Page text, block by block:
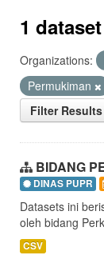
1
Organizations:
Permukiman
Filter Results
BIDANG
DINAS PUPR
Datasets ini
oleh bidang
CSV